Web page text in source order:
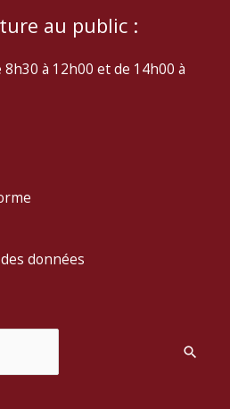
au public :
à 12h00 et de 14h00 à
données